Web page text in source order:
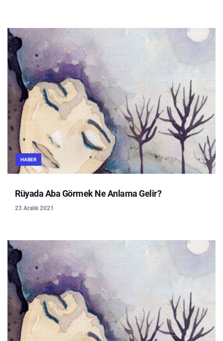
HABER
Rüyada Aba Görmek Ne Anlama Gelir?
23 Aralık 2021